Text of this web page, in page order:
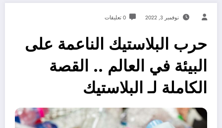
نوفمبر 3, 2022 0 تعليقات
حرب البلاستيك الناعمة على
البيئة في العالم .. القصة
الكاملة لـ البلاستيك